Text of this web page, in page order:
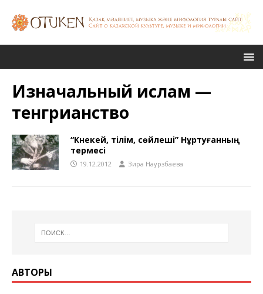
Изначальный ислам —
тенгрианство
“Кәнекей, тiлiм, сөйлешi” Нұртуғанның
термесі
19.12.2012 Зира Наурзбаева
АВТОРЫ